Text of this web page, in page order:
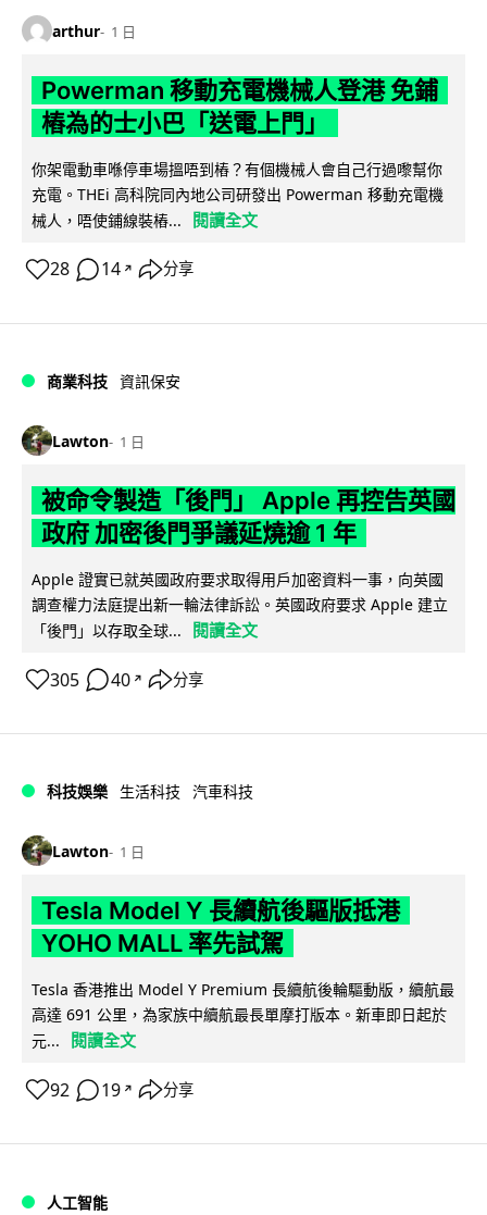
arthur 1 日
Powerman 移動充電機械人登港 免鋪
樁為的士小巴「送電上門」
你架電動車喺停車場搵唔到樁？有個機械人會自己行過嚟幫你
充電。THEi 高科院同內地公司研發出 Powerman 移動充電機
械人，唔使鋪線裝樁...
閱讀全文
28 14 ↗ 分享
商業科技 資訊保安
Lawton 1 日
被命令製造「後門」 Apple 再控告英國
政府 加密後門爭議延燒逾 1 年
Apple 證實已就英國政府要求取得用戶加密資料一事，向英國
調查權力法庭提出新一輪法律訴訟。英國政府要求 Apple 建立
「後門」以存取全球...
閱讀全文
305 40 ↗ 分享
科技娛樂 生活科技 汽車科技
Lawton 1 日
Tesla Model Y 長續航後驅版抵港
YOHO MALL 率先試駕
Tesla 香港推出 Model Y Premium 長續航後輪驅動版，續航最
高達 691 公里，為家族中續航最長單摩打版本。新車即日起於
元...
閱讀全文
92 19 ↗ 分享
人工智能